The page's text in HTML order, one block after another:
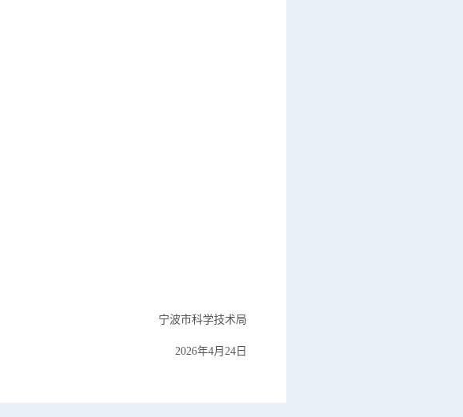
宁波市科学技术局
2026年4月24日